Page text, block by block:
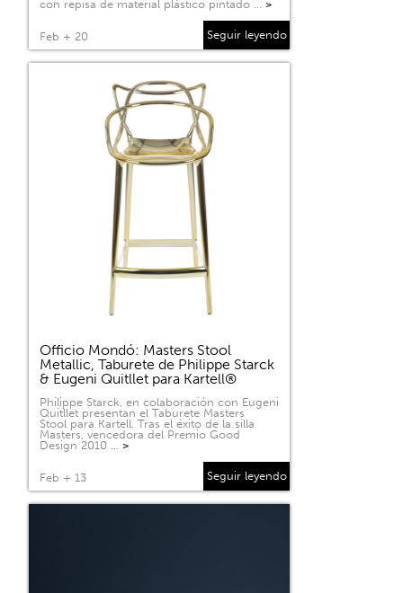
con repisa de material plástico pintado … >
Feb + 20 Seguir leyendo
Officio Mondó: Masters Stool
Metallic, Taburete de Philippe Starck
& Eugeni Quitllet para Kartell®
Philippe Starck, en colaboración con Eugeni
Quitllet presentan el Taburete Masters
Stool para Kartell. Tras el éxito de la silla
Masters, vencedora del Premio Good
Design 2010 … >
Feb + 13 Seguir leyendo